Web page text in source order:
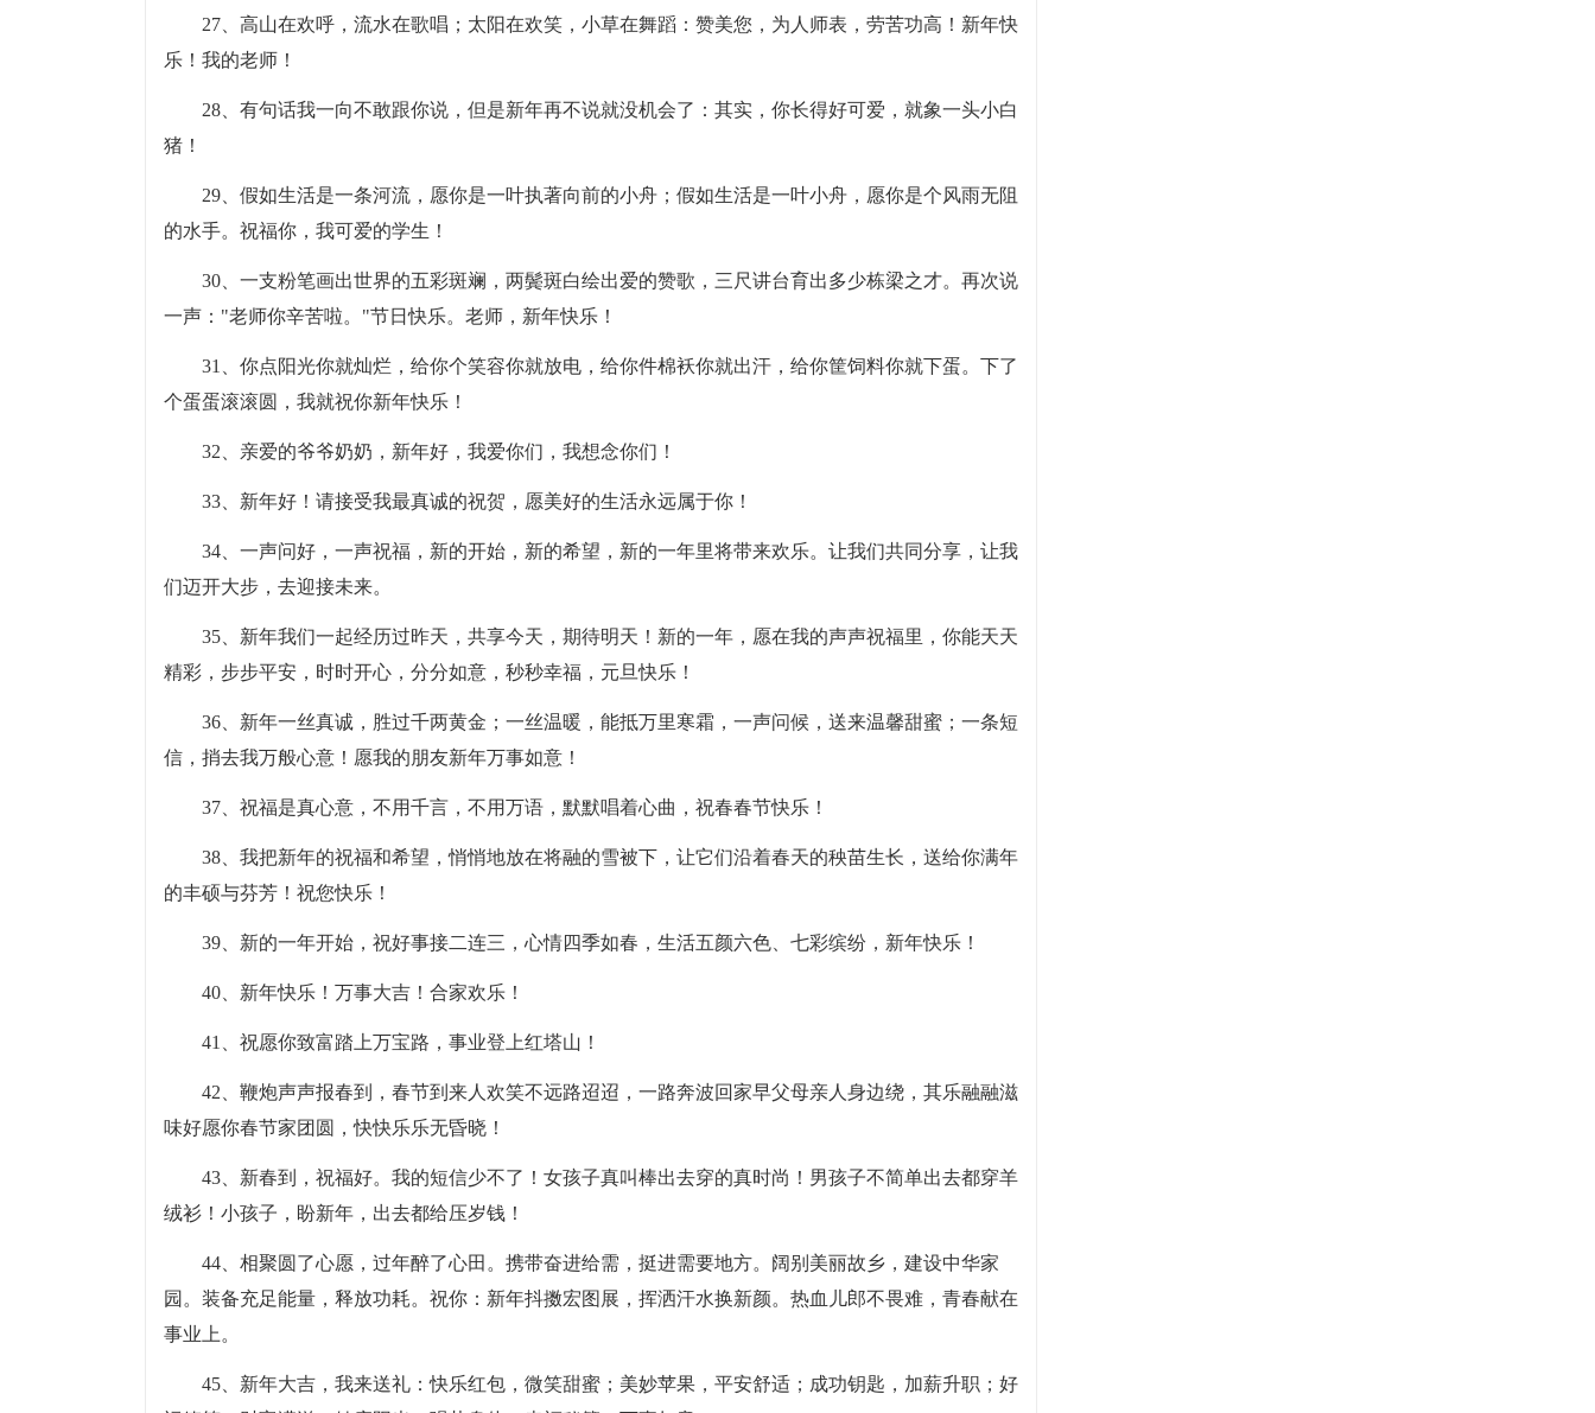
27、高山在欢呼，流水在歌唱；太阳在欢笑，小草在舞蹈：赞美您，为人师表，劳苦功高！新年快
乐！我的老师！
28、有句话我一向不敢跟你说，但是新年再不说就没机会了：其实，你长得好可爱，就象一头小白
猪！
29、假如生活是一条河流，愿你是一叶执著向前的小舟；假如生活是一叶小舟，愿你是个风雨无阻
的水手。祝福你，我可爱的学生！
30、一支粉笔画出世界的五彩斑斓，两鬓斑白绘出爱的赞歌，三尺讲台育出多少栋梁之才。再次说
一声："老师你辛苦啦。"节日快乐。老师，新年快乐！
31、你点阳光你就灿烂，给你个笑容你就放电，给你件棉袄你就出汗，给你筐饲料你就下蛋。下了
个蛋蛋滚滚圆，我就祝你新年快乐！
32、亲爱的爷爷奶奶，新年好，我爱你们，我想念你们！
33、新年好！请接受我最真诚的祝贺，愿美好的生活永远属于你！
34、一声问好，一声祝福，新的开始，新的希望，新的一年里将带来欢乐。让我们共同分享，让我
们迈开大步，去迎接未来。
35、新年我们一起经历过昨天，共享今天，期待明天！新的一年，愿在我的声声祝福里，你能天天
精彩，步步平安，时时开心，分分如意，秒秒幸福，元旦快乐！
36、新年一丝真诚，胜过千两黄金；一丝温暖，能抵万里寒霜，一声问候，送来温馨甜蜜；一条短
信，捎去我万般心意！愿我的朋友新年万事如意！
37、祝福是真心意，不用千言，不用万语，默默唱着心曲，祝春春节快乐！
38、我把新年的祝福和希望，悄悄地放在将融的雪被下，让它们沿着春天的秧苗生长，送给你满年
的丰硕与芬芳！祝您快乐！
39、新的一年开始，祝好事接二连三，心情四季如春，生活五颜六色、七彩缤纷，新年快乐！
40、新年快乐！万事大吉！合家欢乐！
41、祝愿你致富踏上万宝路，事业登上红塔山！
42、鞭炮声声报春到，春节到来人欢笑不远路迢迢，一路奔波回家早父母亲人身边绕，其乐融融滋
味好愿你春节家团圆，快快乐乐无昏晓！
43、新春到，祝福好。我的短信少不了！女孩子真叫棒出去穿的真时尚！男孩子不简单出去都穿羊
绒衫！小孩子，盼新年，出去都给压岁钱！
44、相聚圆了心愿，过年醉了心田。携带奋进给需，挺进需要地方。阔别美丽故乡，建设中华家
园。装备充足能量，释放功耗。祝你：新年抖擞宏图展，挥洒汗水换新颜。热血儿郎不畏难，青春献在
事业上。
45、新年大吉，我来送礼：快乐红包，微笑甜蜜；美妙苹果，平安舒适；成功钥匙，加薪升职；好